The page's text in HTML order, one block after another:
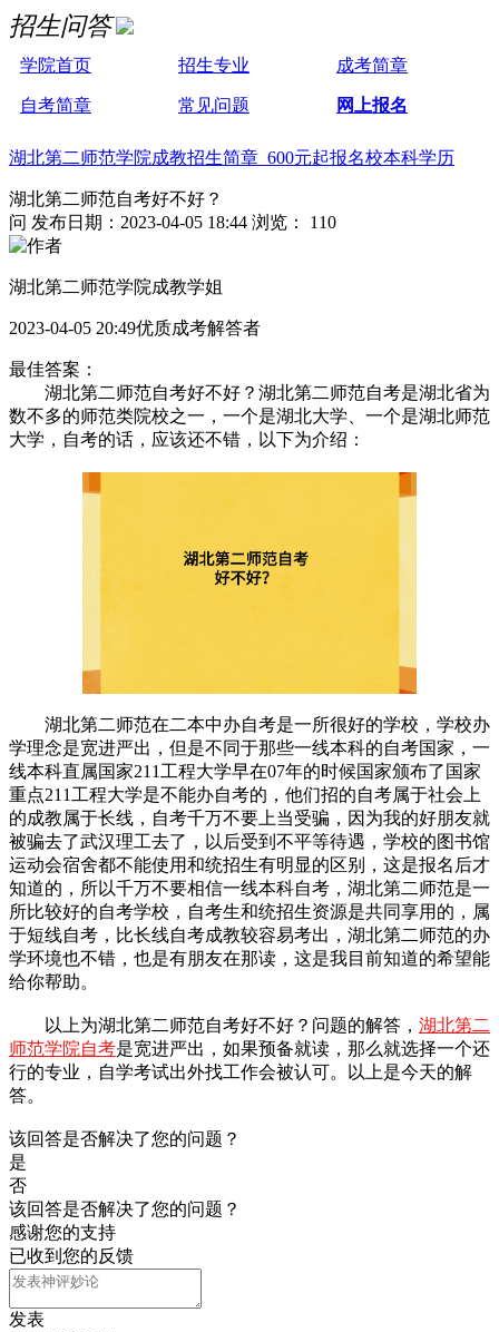
招生问答
学院首页 招生专业 成考简章
自考简章 常见问题 网上报名
湖北第二师范学院成教招生简章 600元起报名校本科学历
湖北第二师范自考好不好？
问 发布日期：2023-04-05 18:44 浏览： 110
湖北第二师范学院成教学姐
2023-04-05 20:49优质成考解答者
最佳答案：
湖北第二师范自考好不好？湖北第二师范自考是湖北省为
数不多的师范类院校之一，一个是湖北大学、一个是湖北师范
大学，自考的话，应该还不错，以下为介绍：
湖北第二师范在二本中办自考是一所很好的学校，学校办
学理念是宽进严出，但是不同于那些一线本科的自考国家，一
线本科直属国家211工程大学早在07年的时候国家颁布了国家
重点211工程大学是不能办自考的，他们招的自考属于社会上
的成教属于长线，自考千万不要上当受骗，因为我的好朋友就
被骗去了武汉理工去了，以后受到不平等待遇，学校的图书馆
运动会宿舍都不能使用和统招生有明显的区别，这是报名后才
知道的，所以千万不要相信一线本科自考，湖北第二师范是一
所比较好的自考学校，自考生和统招生资源是共同享用的，属
于短线自考，比长线自考成教较容易考出，湖北第二师范的办
学环境也不错，也是有朋友在那读，这是我目前知道的希望能
给你帮助。
以上为湖北第二师范自考好不好？问题的解答， 湖北第二
师范学院自考是宽进严出，如果预备就读，那么就选择一个还
行的专业，自学考试出外找工作会被认可。以上是今天的解
答。
该回答是否解决了您的问题？
是
否
该回答是否解决了您的问题？
感谢您的支持
已收到您的反馈
发表